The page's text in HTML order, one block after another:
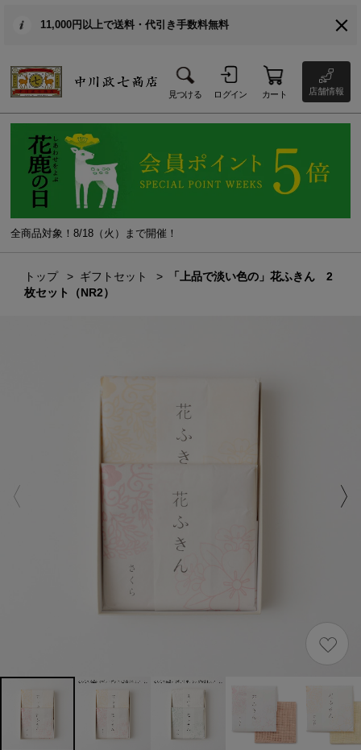
11,000円以上で送料・代引き手数料無料
見つける ログイン カート 店舗情報
全商品対象！8/18（火）まで開催！
トップ ギフトセット
「上品で淡い色の」花ふきん 2
枚セット（NR2）